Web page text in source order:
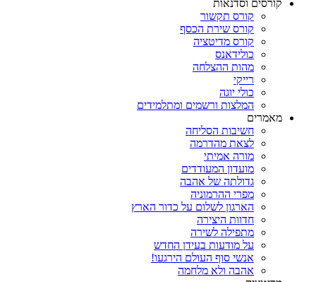
קורסים וסדנאות
קורס תקשור
קורס שירת הכסף
קורס מדיטציה
כולידאנס
מהות ההצלחה
רייקי
כולי יוגה
המלצות ורשמים ומתלמידים
מאמרים
חשיבות הסליחה
לצאת מהדרמה
מורה אמיתי
מועדון המעודדים
גדולתה של אהבה
מפרי ההרמוניה
הארגון לשלום על כדור הארץ
חדוות היצירה
מתפילה לשירה
על מודעות בעידן החדש
אנשי סוף העולם הירגעו!
אהבה ולא מלחמה